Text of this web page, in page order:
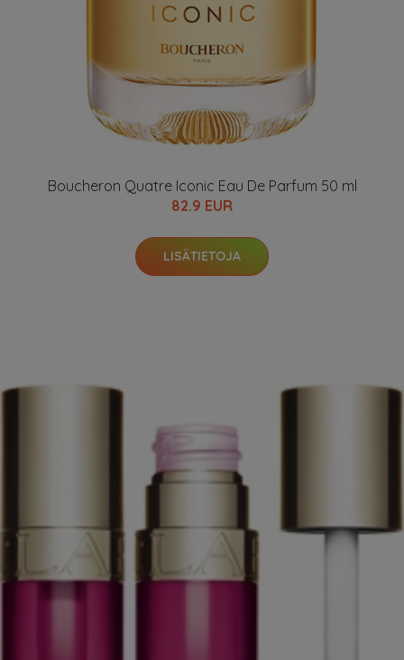
Boucheron Quatre Iconic Eau De Parfum 50 ml
82.9 EUR
LISÄTIETOJA